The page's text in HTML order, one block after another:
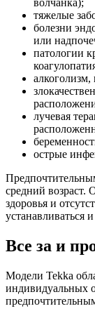
волчанка);
тяжелые
болезни
или
патологии
алкоголизм,
лучевая
острые
средний возраст.
здоровья и
устанавливаться
Все за и
Модели Tekka
индивидуальных